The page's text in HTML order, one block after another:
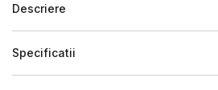
Descriere
Specificatii